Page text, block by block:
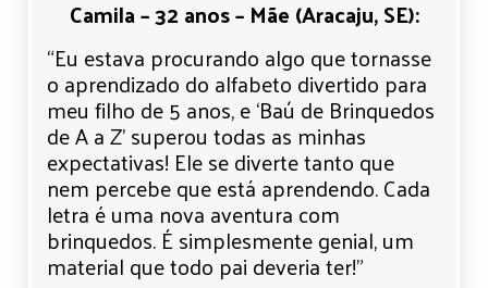
Camila – 32 anos – Mãe (Aracaju, SE):
“Eu estava procurando algo que tornasse
o aprendizado do alfabeto divertido para
meu filho de 5 anos, e ‘Baú de Brinquedos
de A a Z’ superou todas as minhas
expectativas! Ele se diverte tanto que
nem percebe que está aprendendo. Cada
letra é uma nova aventura com
brinquedos. É simplesmente genial, um
material que todo pai deveria ter!”